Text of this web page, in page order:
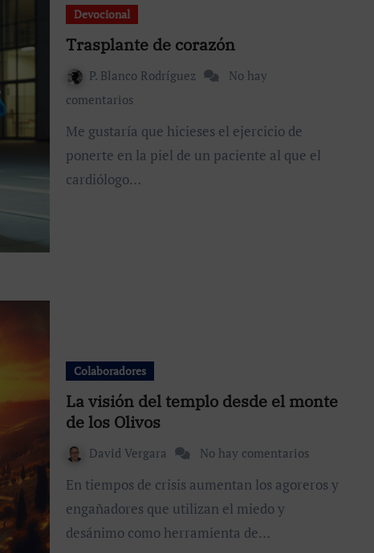
Devocional
Trasplante de corazón
P. Blanco Rodríguez
No hay
comentarios
Me gustaría que hicieses el ejercicio de
ponerte en la piel de un paciente al que el
cardiólogo…
Colaboradores
La visión del templo desde el monte
de los Olivos
David Vergara No hay comentarios
En tiempos de crisis aumentan los agoreros y
engañadores que utilizan el miedo y
desánimo como herramienta de…